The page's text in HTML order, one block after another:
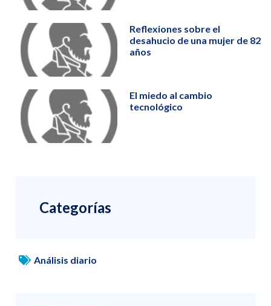
Reflexiones sobre el
desahucio de una mujer de 82
años
El miedo al cambio
tecnológico
Categorías
Análisis diario